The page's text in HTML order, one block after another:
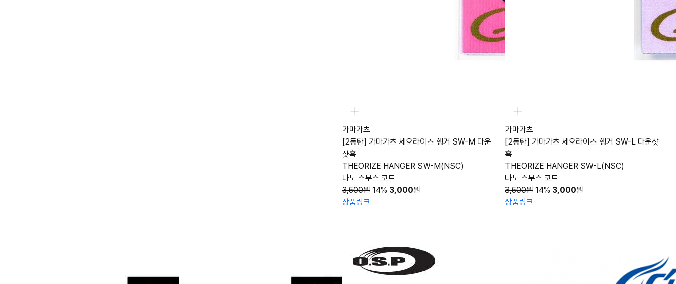
가마가츠
[2동탄] 가마가츠 세오라이즈 행거 SW-M 다운
샷훅
THEORIZE HANGER SW-M(NSC)
나노 스무스 코트
3,500원 14% 3,000원
상품링크
가마가츠
[2동탄] 가마가츠 세오라이즈 행거 SW-L 다운샷
훅
THEORIZE HANGER SW-L(NSC)
나노 스무스 코트
3,500원 14% 3,000원
상품링크